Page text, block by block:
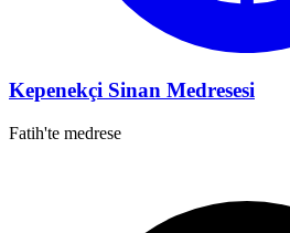
Kepenekçi Sinan Medresesi
Fatih'te medrese